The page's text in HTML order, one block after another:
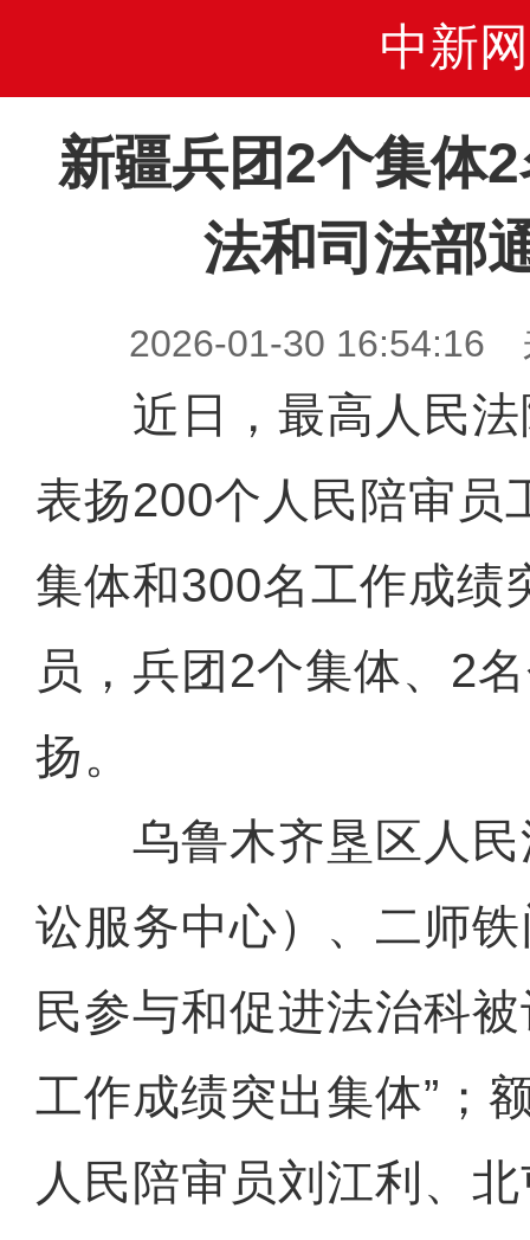
中新网
新疆兵团2个集体
法和司法部
2026-01-30 16:54:16
近日，最高人民法
表扬200个人民陪审员
集体和300名工作成绩
员，兵团2个集体、2
扬。
乌鲁木齐垦区人民
讼服务中心）、二师
民参与和促进法治科
工作成绩突出集体”；
人民陪审员刘江利、